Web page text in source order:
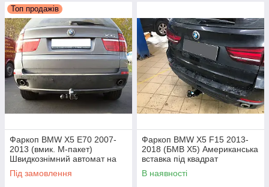
Топ продажів
Фаркоп BMW X5 E70 2007-
2013 (вмик. М-пакет)
Швидкознімний автомат на
ручці
Під замовлення
Фаркоп BMW X5 F15 2013-
2018 (БМВ Х5) Американська
вставка під квадрат
В наявності